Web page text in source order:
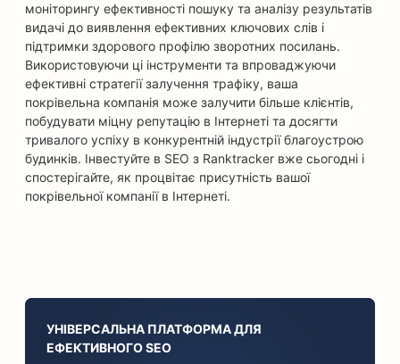
моніторингу ефективності пошуку та аналізу результатів
видачі до виявлення ефективних ключових слів і
підтримки здорового профілю зворотних посилань.
Використовуючи ці інструменти та впроваджуючи
ефективні стратегії залучення трафіку, ваша
покрівельна компанія може залучити більше клієнтів,
побудувати міцну репутацію в Інтернеті та досягти
тривалого успіху в конкурентній індустрії благоустрою
будинків. Інвестуйте в SEO з Ranktracker вже сьогодні і
спостерігайте, як процвітає присутність вашої
покрівельної компанії в Інтернеті.
УНІВЕРСАЛЬНА ПЛАТФОРМА ДЛЯ
ЕФЕКТИВНОГО SEO